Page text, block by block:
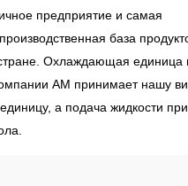
предприятие и самая
база
Охлаждающая единица
AM принимает нашу
а подача жидкости